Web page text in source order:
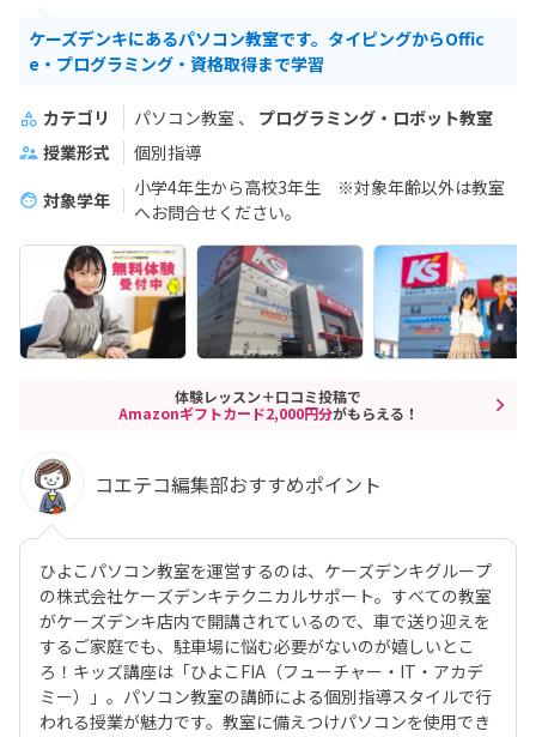
ケーズデンキにあるパソコン教室です。タイピングからOffic
e・プログラミング・資格取得まで学習
カテゴリ パソコン教室
プログラミング・ロボット教室
授業形式
個別指導
対象学年
小学4年生から高校3年生 ※対象年齢以外は教室
へお問合せください。
体験レッスン＋口コミ投稿で
Amazonギフトカード2,000円分がもらえる！
コエテコ編集部おすすめポイント
ひよこパソコン教室を運営するのは、ケーズデンキグループ
の株式会社ケーズデンキテクニカルサポート。すべての教室
がケーズデンキ店内で開講されているので、車で送り迎えを
するご家庭でも、駐車場に悩む必要がないのが嬉しいとこ
ろ！キッズ講座は「ひよこFIA（フューチャー・IT・アカデ
ミー）」。パソコン教室の講師による個別指導スタイルで行
われる授業が魅力です。教室に備えつけパソコンを使用でき